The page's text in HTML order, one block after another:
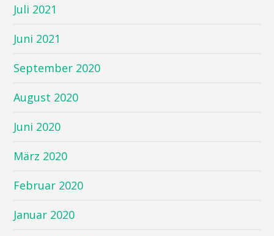
Juli 2021
Juni 2021
September 2020
August 2020
Juni 2020
März 2020
Februar 2020
Januar 2020